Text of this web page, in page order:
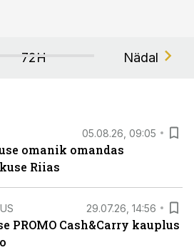
72H Nädal
05.08.26, 09:05
omanik omandas
Riias
29.07.26, 14:56
PROMO Cash&Carry kauplus